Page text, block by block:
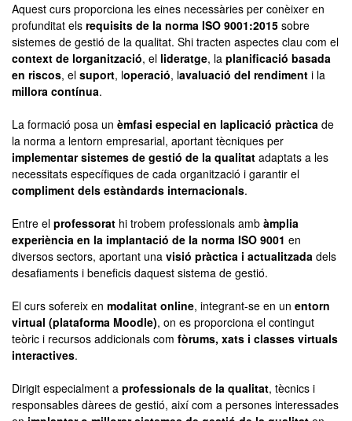
Aquest curs proporciona les eines necessàries per conèixer en
profunditat els requisits de la norma ISO 9001:2015 sobre
sistemes de gestió de la qualitat. Shi tracten aspectes clau com el
context de lorganització, el lideratge, la planificació basada
en riscos, el suport, loperació, lavaluació del rendiment i la
millora contínua.
La formació posa un èmfasi especial en laplicació pràctica de
la norma a lentorn empresarial, aportant tècniques per
implementar sistemes de gestió de la qualitat adaptats a les
necessitats específiques de cada organització i garantir el
compliment dels estàndards internacionals.
Entre el professorat hi trobem professionals amb àmplia
experiència en la implantació de la norma ISO 9001 en
diversos sectors, aportant una visió pràctica i actualitzada dels
desafiaments i beneficis daquest sistema de gestió.
El curs sofereix en modalitat online, integrant-se en un entorn
virtual (plataforma Moodle), on es proporciona el contingut
teòric i recursos addicionals com fòrums, xats i classes virtuals
interactives.
Dirigit especialment a professionals de la qualitat, tècnics i
responsables dàrees de gestió, així com a persones interessades